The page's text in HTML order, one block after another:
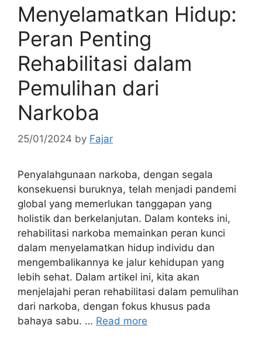
Menyelamatkan Hidup:
Peran Penting
Rehabilitasi dalam
Pemulihan dari
Narkoba
25/01/2024 by Fajar
Penyalahgunaan narkoba, dengan segala
konsekuensi buruknya, telah menjadi pandemi
global yang memerlukan tanggapan yang
holistik dan berkelanjutan. Dalam konteks ini,
rehabilitasi narkoba memainkan peran kunci
dalam menyelamatkan hidup individu dan
mengembalikannya ke jalur kehidupan yang
lebih sehat. Dalam artikel ini, kita akan
menjelajahi peran rehabilitasi dalam pemulihan
dari narkoba, dengan fokus khusus pada
bahaya sabu. … Read more